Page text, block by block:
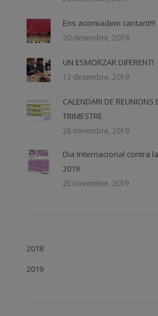
Ens acomiadem cantant!!!
20 desembre, 2019
UN ESMORZAR DIFERENT!
12 desembre, 2019
CALENDARI DE REUNIONS
TRIMESTRE
28 novembre, 2019
Dia Internacional contra
2019
25 novembre, 2019
2018
2019